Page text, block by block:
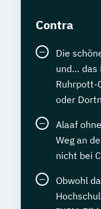
Contra
Die
und… das
Ruhrpott-
oder
Alaaf
Weg an
nicht bei
Obwohl